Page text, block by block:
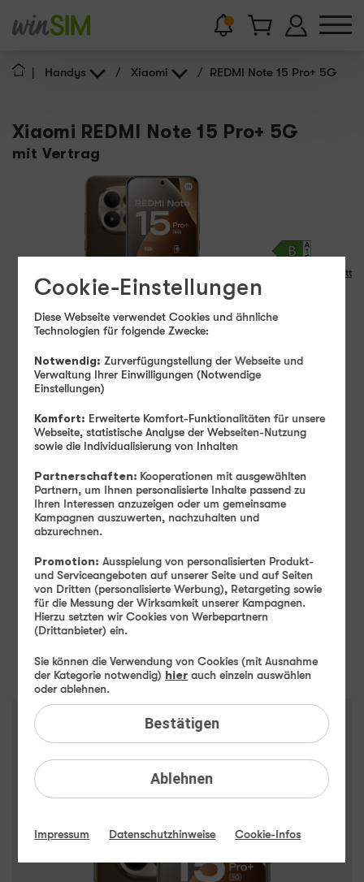
Handys / Xiaomi / REDMI Note 15 Pro+ 5G
Xiaomi REDMI Note 15 Pro+ 5G
mit Vertrag
Produktdatenblatt
1499
Einmaliger Gerätepreisab: 1,– €
Farbe- Mocha Brown
Speicher-256 GB
256 GB
Xiaomi REDMI Note 15 Pro+ 5G
Highlights
Cookie-Einstellungen
Diese Webseite verwendet Cookies und ähnliche
Technologien für folgende Zwecke:
Notwendig: Zurverfügungstellung der Webseite und
Verwaltung Ihrer Einwilligungen (Notwendige
Einstellungen)
Komfort: Erweiterte Komfort-Funktionalitäten für unsere
Webseite, statistische Analyse der Webseiten-Nutzung
sowie die Individualisierung von Inhalten
Partnerschaften: Kooperationen mit ausgewählten
Partnern, um Ihnen personalisierte Inhalte passend zu
Ihren Interessen anzuzeigen oder um gemeinsame
Kampagnen auszuwerten, nachzuhalten und
abzurechnen.
Promotion: Ausspielung von personalisierten Produkt-
und Serviceangeboten auf unserer Seite und auf Seiten
von Dritten (personalisierte Werbung), Retargeting sowie
für die Messung der Wirksamkeit unserer Kampagnen.
Hierzu setzten wir Cookies von Werbepartnern
(Drittanbieter) ein.
Ablehnen
Sie können die Verwendung von Cookies (mit Ausnahme
der Kategorie notwendig) hier auch einzeln auswählen
oder ablehnen.
Bestätigen
Impressum Datenschutzhinweise Cookie-Infos